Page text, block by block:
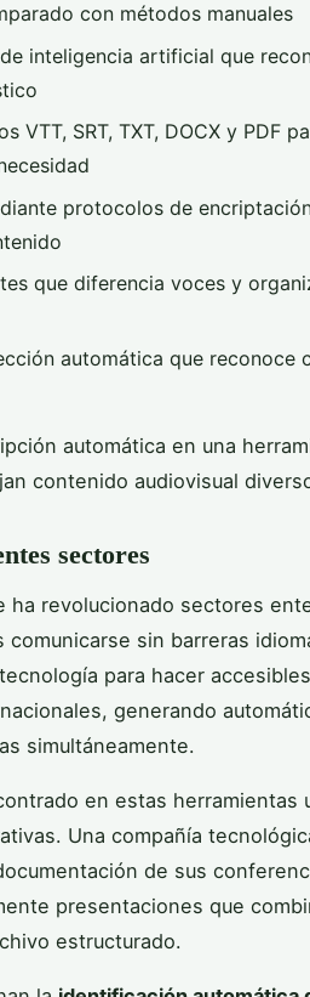
con métodos manuales
inteligencia artificial que
VTT, SRT, TXT, DOCX y PDF
protocolos de
que diferencia voces y
automática que reconoce
automática en una
contenido audiovisual
sectores
ha revolucionado sectores
sin barreras
para hacer
generando
simultáneamente.
en estas herramientas
Una compañía
de sus
presentaciones que
estructurado.